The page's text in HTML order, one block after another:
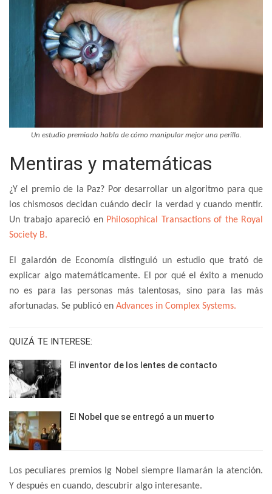
Un estudio premiado habla de cómo manipular mejor una perilla.
Mentiras y matemáticas
¿Y el premio de la Paz? Por desarrollar un algoritmo para que
los chismosos decidan cuándo decir la verdad y cuando mentir.
Un trabajo apareció en Philosophical Transactions of the Royal
Society B.
El galardón de Economía distinguió un estudio que trató de
explicar algo matemáticamente. El por qué el éxito a menudo
no es para las personas más talentosas, sino para las más
afortunadas. Se publicó en Advances in Complex Systems.
QUIZÁ TE INTERESE:
El inventor de los lentes de contacto
El Nobel que se entregó a un muerto
Los peculiares premios Ig Nobel siempre llamarán la atención.
Y después en cuando, descubrir algo interesante.